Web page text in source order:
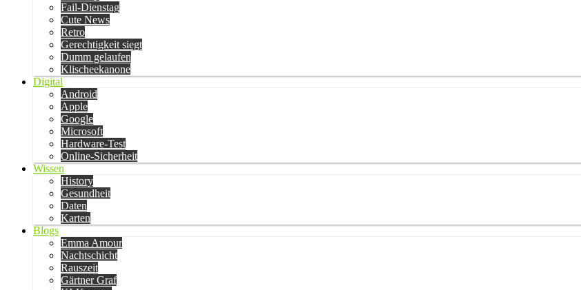
Fail-Dienstag
Cute News
Retro
Gerechtigkeit siegt
Dumm gelaufen
Klischeekanone
Digital
Android
Apple
Google
Microsoft
Hardware-Test
Online-Sicherheit
Wissen
History
Gesundheit
Daten
Karten
Blogs
Emma Amour
Nachtschicht
Rauszeit
Gärtner Graf